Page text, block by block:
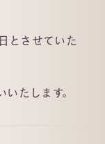
とさせていた
たします。